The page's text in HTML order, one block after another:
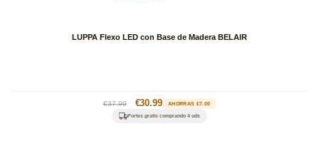
LUPPA Flexo LED con Base de Madera BELAIR
Precio
habitual
€37.99
Precio
de
€30.99 AHORRAS €7.00
Portes gratis comprando 4 uds